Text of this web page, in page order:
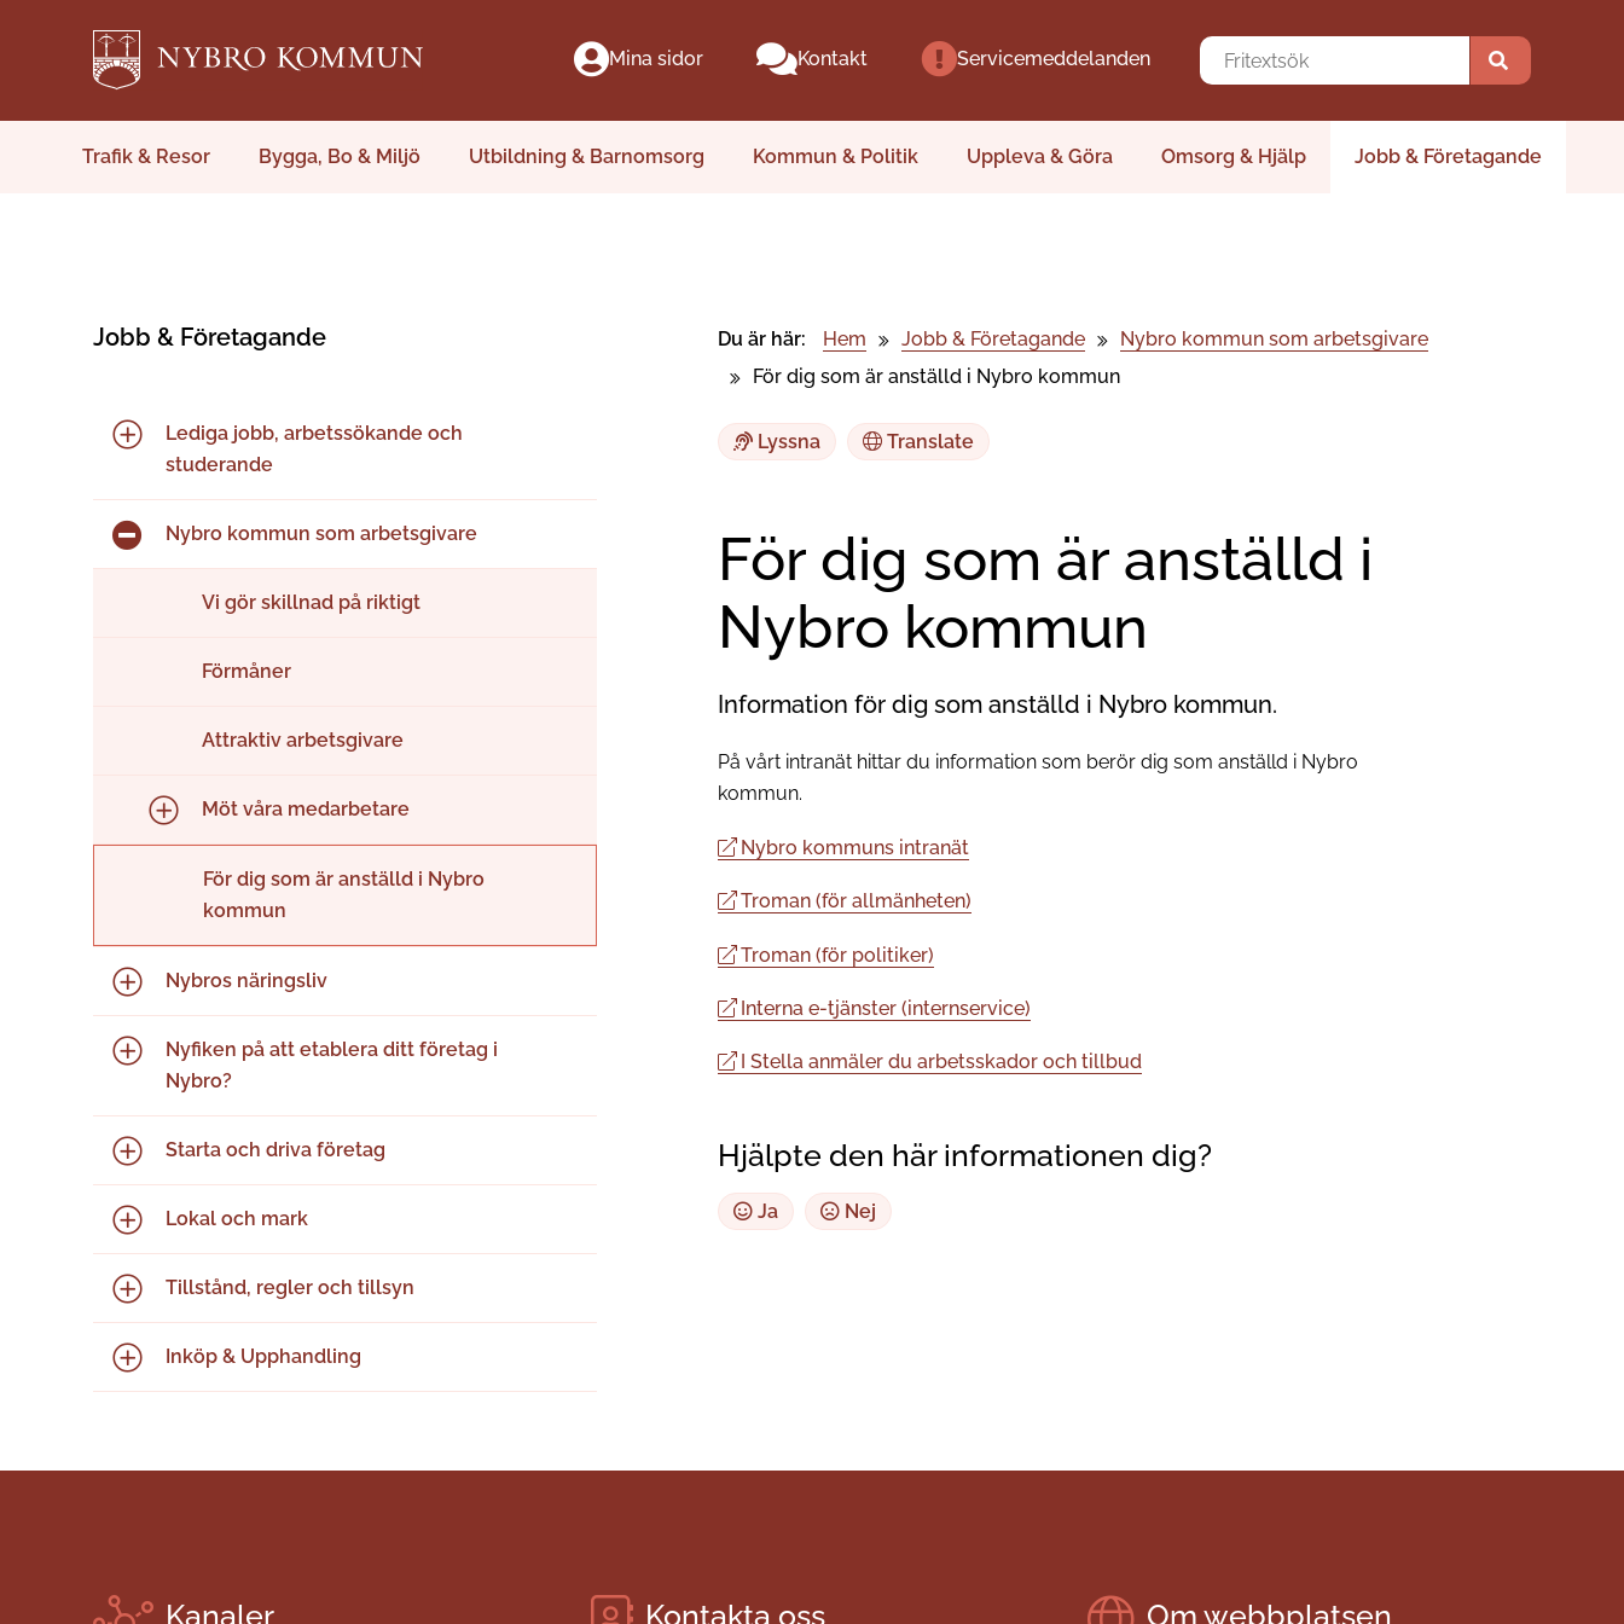
Mina sidor Kontakt Servicemeddelanden
Trafik & Resor Bygga, Bo & Miljö Utbildning & Barnomsorg Kommun & Politik Uppleva & Göra Omsorg & Hjälp Jobb & Företagande
Jobb & Företagande
Lediga jobb, arbetssökande och
studerande
Nybro kommun som arbetsgivare
Vi gör skillnad på riktigt
Förmåner
Attraktiv arbetsgivare
Möt våra medarbetare
För dig som är anställd i Nybro
kommun
Nybros näringsliv
Nyfiken på att etablera ditt företag i
Nybro?
Starta och driva företag
Lokal och mark
Tillstånd, regler och tillsyn
Inköp & Upphandling
Du är här: Hem Jobb & Företagande
Nybro kommun som arbetsgivare
För dig som är anställd i Nybro kommun
Lyssna Translate
För dig som är anställd i
Nybro kommun
Information för dig som anställd i Nybro kommun.
På vårt intranät hittar du information som berör dig som anställd i Nybro
kommun.
Nybro kommuns intranät
Troman (för allmänheten)
Troman (för politiker)
Interna e-tjänster (internservice)
I Stella anmäler du arbetsskador och tillbud
Hjälpte den här informationen dig?
Ja Nej
Kanaler Kontakta oss Om webbplatsen